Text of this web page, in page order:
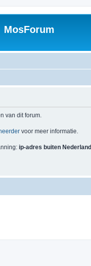
MosForum
van dit forum.
voor meer informatie.
ip-adres buiten Nederland